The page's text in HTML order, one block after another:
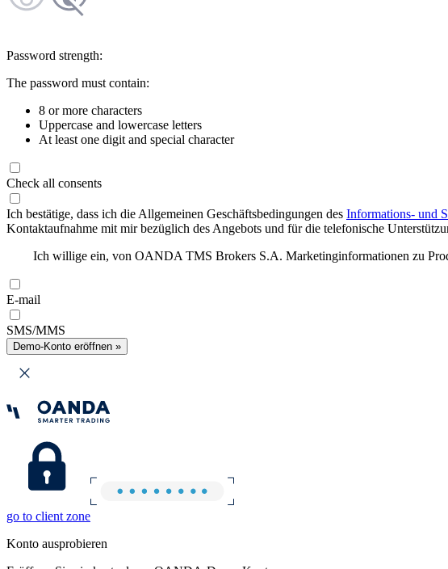
Password strength:
The password must contain:
8 or more characters
Uppercase and lowercase letters
At least one digit and special character
Check all consents
Ich bestätige, dass ich die Allgemeinen Geschäftsbedingungen des Informations- und
Kontaktaufnahme mit mir bezüglich des Angebots und für die telefonische
Ich willige ein, von OANDA TMS Brokers S.A. Marketinginformationen zu
E-mail
SMS/MMS
Demo-Konto eröffnen »
go to client zone
Konto ausprobieren